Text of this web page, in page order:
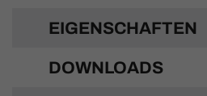
EIGENSCHAFTEN
DOWNLOADS